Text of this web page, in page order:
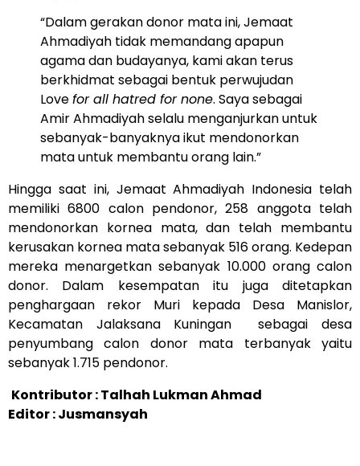
“Dalam gerakan donor mata ini, Jemaat
Ahmadiyah tidak memandang apapun
agama dan budayanya, kami akan terus
berkhidmat sebagai bentuk perwujudan
Lovefor all hatred for none. Saya sebagai
Amir Ahmadiyah selalu menganjurkan untuk
sebanyak-banyaknya ikut mendonorkan
mata untuk membantu orang lain.”
Hingga saat ini, Jemaat Ahmadiyah Indonesia telah
memiliki 6800 calon pendonor, 258 anggota telah
mendonorkan kornea mata, dan telah membantu
kerusakan kornea mata sebanyak 516 orang. Kedepan
mereka menargetkan sebanyak 10.000 orang calon
donor. Dalam kesempatan itu juga ditetapkan
penghargaan rekor Muri kepada Desa Manislor,
Kecamatan Jalaksana Kuningan sebagai desa
penyumbang calon donor mata terbanyak yaitu
sebanyak 1.715 pendonor.
Kontributor : Talhah Lukman Ahmad
Editor : Jusmansyah